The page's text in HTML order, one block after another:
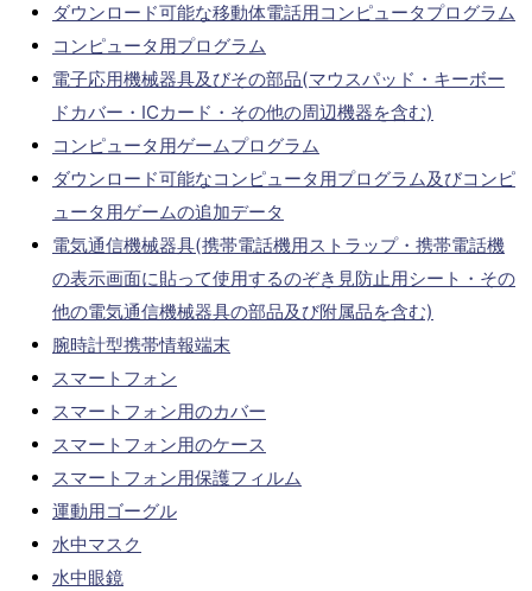
ダウンロード可能な移動体電話用コンピュータプログラム
コンピュータ用プログラム
電子応用機械器具及びその部品(マウスパッド・キーボー
ドカバー・ICカード・その他の周辺機器を含む)
コンピュータ用ゲームプログラム
ダウンロード可能なコンピュータ用プログラム及びコンピ
ュータ用ゲームの追加データ
電気通信機械器具(携帯電話機用ストラップ・携帯電話機
の表示画面に貼って使用するのぞき見防止用シート・その
他の電気通信機械器具の部品及び附属品を含む)
腕時計型携帯情報端末
スマートフォン
スマートフォン用のカバー
スマートフォン用のケース
スマートフォン用保護フィルム
運動用ゴーグル
水中マスク
水中眼鏡